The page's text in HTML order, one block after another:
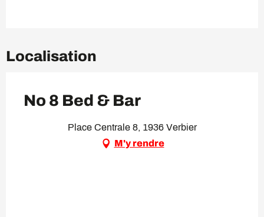
Localisation
No 8 Bed & Bar
Place Centrale 8, 1936 Verbier
M'y rendre